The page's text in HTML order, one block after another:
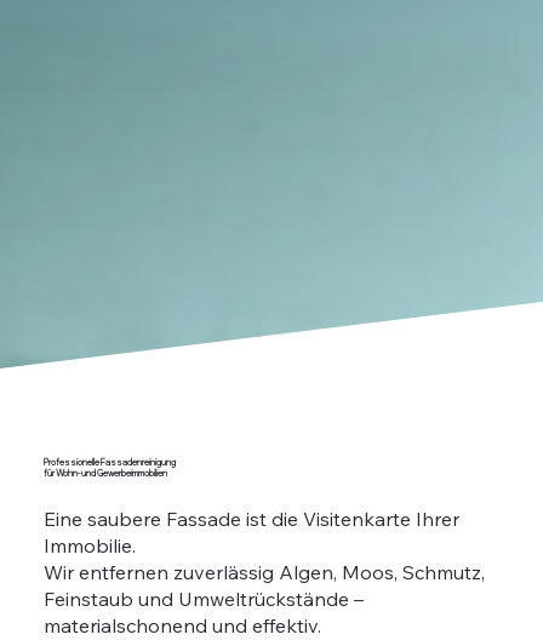
Professionelle Fassadenreinigung
für Wohn- und Gewerbeimmobilien
Eine saubere Fassade ist die Visitenkarte Ihrer
Immobilie.
Wir entfernen zuverlässig Algen, Moos, Schmutz,
Feinstaub und Umweltrückstände –
materialschonend und effektiv.